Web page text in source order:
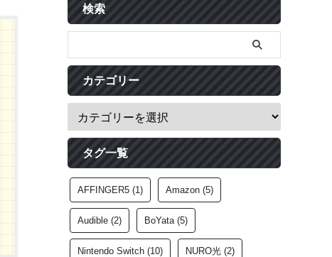
検索
カテゴリー
タグ一覧
AFFINGER5 (1) Amazon (5)
Audible (2) BoYata(5)
Nintendo Switch (10) NURO光 (2)